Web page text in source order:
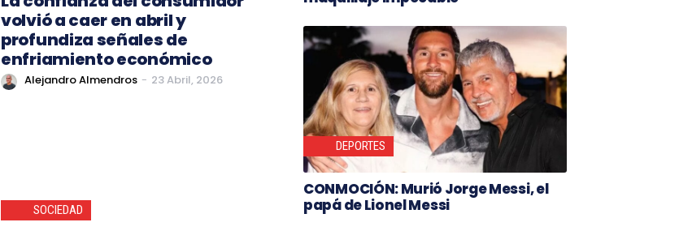
volvió a caer en abril y
profundiza señales de
enfriamiento económico
Alejandro Almendros - 23 Abril, 2026
SOCIEDAD
DEPORTES
CONMOCIÓN: Murió Jorge Messi, el
papá de Lionel Messi